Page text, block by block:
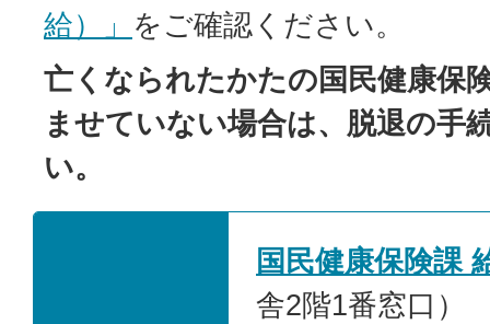
給）」 をご確認ください。
亡くなられたかたの国民健康保
ませていない場合は、脱退の手
い。
国民健康保険課
舎2階1番窓口）